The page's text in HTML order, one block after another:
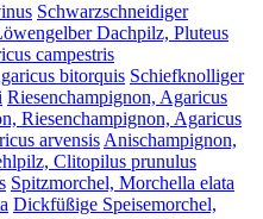
Schwarzschneidiger
Dachpilz, Pluteus
campestris
bitorquis Schiefknolliger
Riesenchampignon, Agaricus
Riesenchampignon, Agaricus
arvensisAnischampignon,
Clitopilus prunulus
Spitzmorchel, Morchella elata
Dickfüßige Speisemorchel,